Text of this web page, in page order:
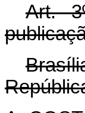
Art.